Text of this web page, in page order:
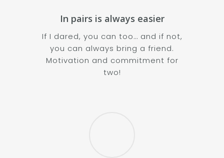
In pairs is always easier
If I dared, you can too… and if not,
you can always bring a friend.
Motivation and commitment for
two!